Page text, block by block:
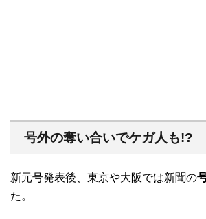
号外の奪い合いでケガ人も!?
新元号発表後、東京や大阪では新聞の
た。